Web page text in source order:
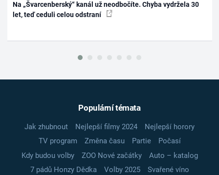
Na „Švarcenberský“ kanál už neodbočíte. Chyba vydržela 30
let, teď ceduli celou odstraní
Populární témata
Jak zhubnout Nejlepší filmy 2024
Nejlepší horory
TV program
Změna času Partie
Počasí
Kdy budou volby
ZOO Nové začátky
Auto – katalog
7 pádů Honzy Dědka
Volby 2025
Svařené víno